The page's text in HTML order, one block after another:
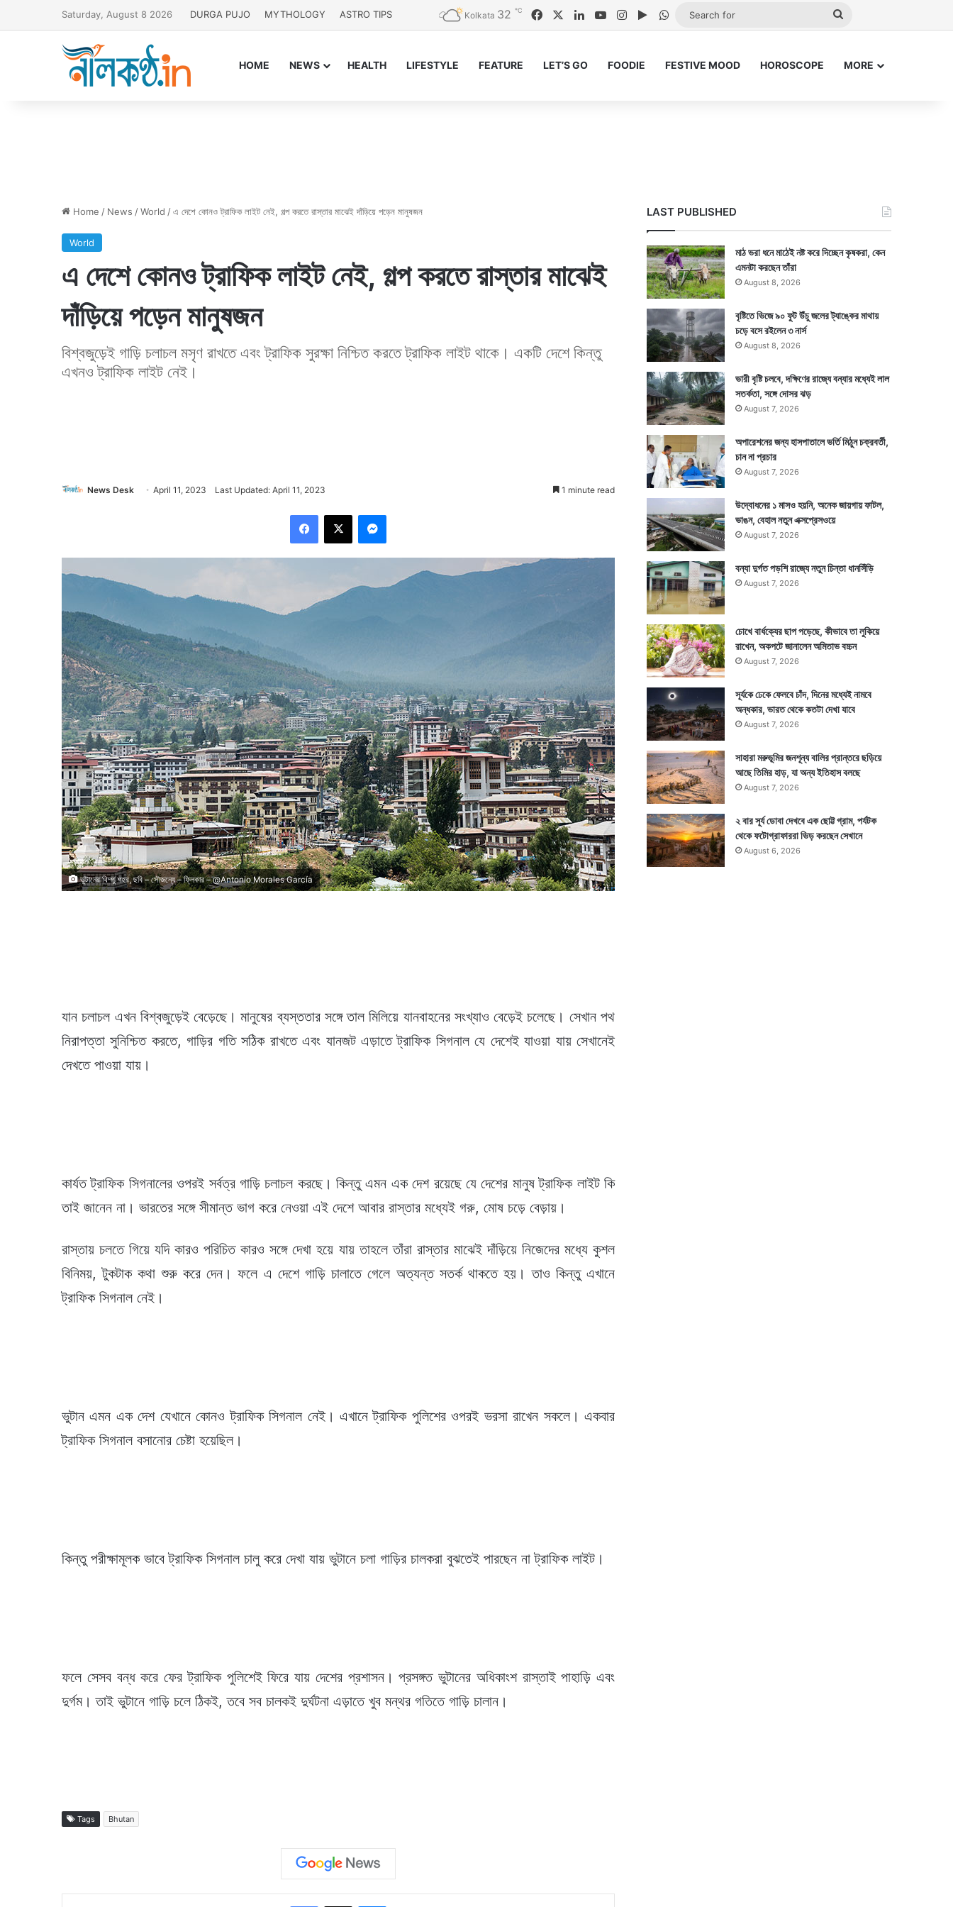
Saturday, August 8 2026 DURGA PUJO MYTHOLOGY ASTRO TIPS Kolkata 32 ℃ FacebookLinkedInYouTubeInstagramGoogle Play
WhatsApp
Search
HOME NEWS HEALTH LIFESTYLE FEATURE LET’S GO FOODIE FESTIVE MOOD HOROSCOPE MORE
Home / News /World /এ দেশে কোনও ট্রাফিক লাইট নেই, গল্প করতে রাস্তার মাঝেই দাঁড়িয়ে পড়েন মানুষজন
World
এ দেশে কোনও ট্রাফিক লাইট নেই, গল্প করতে রাস্তার মাঝেই
দাঁড়িয়ে পড়েন মানুষজন
বিশ্বজুড়েই গাড়ি চলাচল মসৃণ রাখতে এবং ট্রাফিক সুরক্ষা নিশ্চিত করতে ট্রাফিক লাইট থাকে। একটি দেশে কিন্তু
এখনও ট্রাফিক লাইট নেই।
News Desk April 11, 2023 Last Updated: April 11, 2023 1 minute read
ভুটানের থিম্পু শহর, ছবি – সৌজন্যে – ফ্লিকার – @Antonio Morales García
যান চলাচল এখন বিশ্বজুড়েই বেড়েছে। মানুষের ব্যস্ততার সঙ্গে তাল মিলিয়ে যানবাহনের সংখ্যাও বেড়েই চলেছে। সেখান পথ
নিরাপত্তা সুনিশ্চিত করতে, গাড়ির গতি সঠিক রাখতে এবং যানজট এড়াতে ট্রাফিক সিগনাল যে দেশেই যাওয়া যায় সেখানেই
দেখতে পাওয়া যায়।
কার্যত ট্রাফিক সিগনালের ওপরই সর্বত্র গাড়ি চলাচল করছে। কিন্তু এমন এক দেশ রয়েছে যে দেশের মানুষ ট্রাফিক লাইট কি
তাই জানেন না। ভারতের সঙ্গে সীমান্ত ভাগ করে নেওয়া এই দেশে আবার রাস্তার মধ্যেই গরু, মোষ চড়ে বেড়ায়।
রাস্তায় চলতে গিয়ে যদি কারও পরিচিত কারও সঙ্গে দেখা হয়ে যায় তাহলে তাঁরা রাস্তার মাঝেই দাঁড়িয়ে নিজেদের মধ্যে কুশল
বিনিময়, টুকটাক কথা শুরু করে দেন। ফলে এ দেশে গাড়ি চালাতে গেলে অত্যন্ত সতর্ক থাকতে হয়। তাও কিন্তু এখানে
ট্রাফিক সিগনাল নেই।
ভুটান এমন এক দেশ যেখানে কোনও ট্রাফিক সিগনাল নেই। এখানে ট্রাফিক পুলিশের ওপরই ভরসা রাখেন সকলে। একবার
ট্রাফিক সিগনাল বসানোর চেষ্টা হয়েছিল।
কিন্তু পরীক্ষামূলক ভাবে ট্রাফিক সিগনাল চালু করে দেখা যায় ভুটানে চলা গাড়ির চালকরা বুঝতেই পারছেন না ট্রাফিক লাইট।
ফলে সেসব বন্ধ করে ফের ট্রাফিক পুলিশেই ফিরে যায় দেশের প্রশাসন। প্রসঙ্গত ভুটানের অধিকাংশ রাস্তাই পাহাড়ি এবং
দুর্গম। তাই ভুটানে গাড়ি চলে ঠিকই, তবে সব চালকই দুর্ঘটনা এড়াতে খুব মন্থর গতিতে গাড়ি চালান।
Tags Bhutan
LAST PUBLISHED
মাঠ ভরা ধনে মাঠেই নষ্ট করে দিচ্ছেন কৃষকরা, কেন
এমনটা করছেন তাঁরা
August 8, 2026
বৃষ্টিতে ভিজে ৯০ ফুট উঁচু জলের ট্যাঙ্কের মাথায়
চড়ে বসে রইলেন ৩ নার্স
August 8, 2026
ভারী বৃষ্টি চলবে, দক্ষিণের রাজ্যে বন্যার মধ্যেই লাল
সতর্কতা, সঙ্গে দোসর ঝড়
August 7, 2026
অপারেশনের জন্য হাসপাতালে ভর্তি মিঠুন চক্রবর্তী,
চান না প্রচার
August 7, 2026
উদ্বোধনের ১ মাসও হয়নি, অনেক জায়গায় ফাটল,
ভাঙন, বেহাল নতুন এক্সপ্রেসওয়ে
August 7, 2026
বন্যা দুর্গত পড়শি রাজ্যে নতুন চিন্তা ধানসিঁড়ি
August 7, 2026
চোখে বার্ধক্যের ছাপ পড়েছে, কীভাবে তা লুকিয়ে
রাখেন, অকপটে জানালেন অমিতাভ বচ্চন
August 7, 2026
সূর্যকে ঢেকে ফেলবে চাঁদ, দিনের মধ্যেই নামবে
অন্ধকার, ভারত থেকে কতটা দেখা যাবে
August 7, 2026
সাহারা মরুভূমির জনশূন্য বালির প্রান্তরে ছড়িয়ে
আছে তিমির হাড়, যা অন্য ইতিহাস বলছে
August 7, 2026
২ বার সূর্য ডোবা দেখবে এক ছোট্ট গ্রাম, পর্যটক
থেকে ফটোগ্রাফাররা ভিড় করছেন সেখানে
August 6, 2026